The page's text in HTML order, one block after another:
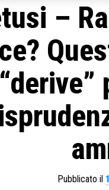
–
Pubblicato il